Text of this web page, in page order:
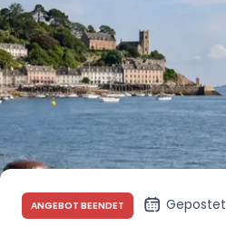
ANGEBOT BEENDET Gepostet